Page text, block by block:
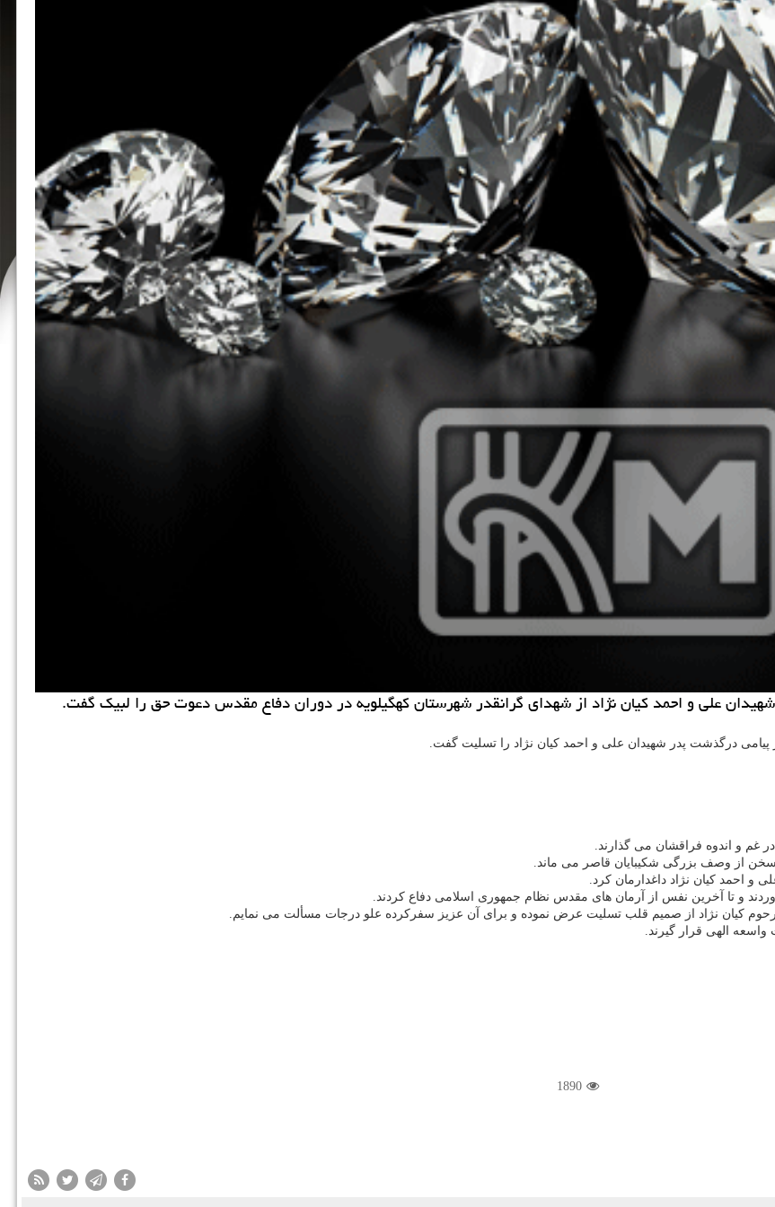
شهیدان علی و احمد كیان نژاد از شهدای گرانقدر شهرستان كهگیلویه در دوران دفاع مقدس دعوت حق را لبیك گفت.
پیامی درگذشت پدر شهیدان علی و احمد کیان نژاد را تسلیت گفت.
غم و اندوه فراقشان می گذارند.
از وصف بزرگی شکیبایان قاصر می ماند.
و احمد کیان نژاد داغدارمان کرد.
و تا آخرین نفس از آرمان های مقدس نظام جمهوری اسلامی دفاع کردند.
کیان نژاد از صمیم قلب تسلیت عرض نموده و برای آن عزیز سفرکرده علو درجات مسألت می نمایم.
الهی قرار گیرند.
1890